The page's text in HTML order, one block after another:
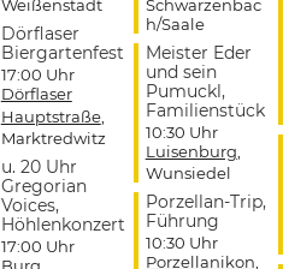
Weißenstadt
Dörflaser
Biergartenfest
17:00 Uhr
Dörflaser
Hauptstraße,
Marktredwitz
u. 20 Uhr
Gregorian
Voices,
Höhlenkonzert
17:00 Uhr
Schwarzenbac
h/Saale
Meister Eder
und sein
Pumuckl,
Familienstück
10:30 Uhr
Luisenburg
Wunsiedel
Porzellan-Trip,
Führung
10:30 Uhr
Porzellanikon